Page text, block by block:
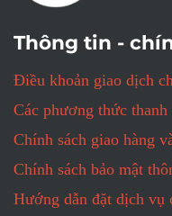
Thông tin -
Điều khoản giao dịch
Các phương thức thanh
Chính sách giao hàng
Chính sách bảo mật
Hướng dẫn đặt dịch vụ